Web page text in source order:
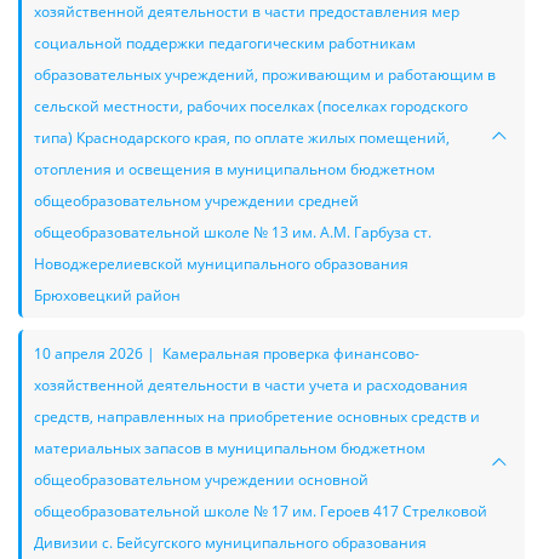
хозяйственной деятельности в части предоставления мер
социальной поддержки педагогическим работникам
образовательных учреждений, проживающим и работающим в
сельской местности, рабочих поселках (поселках городского
типа) Краснодарского края, по оплате жилых помещений,
отопления и освещения в муниципальном бюджетном
общеобразовательном учреждении средней
общеобразовательной школе № 13 им. А.М. Гарбуза ст.
Новоджерелиевской муниципального образования
Брюховецкий район
10 апреля 2026 | Камеральная проверка финансово-
хозяйственной деятельности в части учета и расходования
средств, направленных на приобретение основных средств и
материальных запасов в муниципальном бюджетном
общеобразовательном учреждении основной
общеобразовательной школе № 17 им. Героев 417 Стрелковой
Дивизии с. Бейсугского муниципального образования